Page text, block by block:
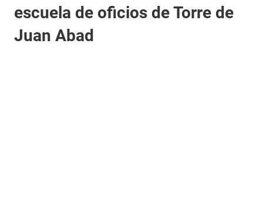
escuela de oficios de Torre de
Juan Abad